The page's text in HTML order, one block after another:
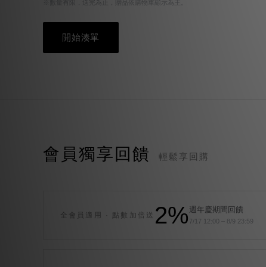
※數量有限，送完為止，贈品依購物車顯示為主。
開始湊單
會員獨享回饋 輕鬆享回購
全會員適用 · 點數加倍送 2% 週年慶期間回饋
7/17 12:00 – 8/9 23:59